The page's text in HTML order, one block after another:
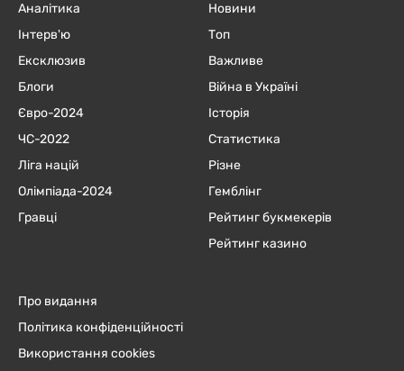
Аналітика
Інтерв'ю
Ексклюзив
Блоги
Євро-2024
ЧC-2022
Ліга націй
Олімпіада-2024
Гравці
Новини
Топ
Важливе
Війна в Україні
Історія
Статистика
Різне
Гемблінг
Рейтинг букмекерів
Рейтинг казино
Про видання
Політика конфіденційності
Використання cookies